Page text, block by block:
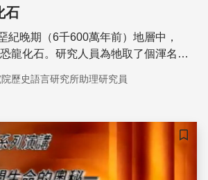
石
紀晚期（6千600萬年前）地層中，
龍化石。研究人員為牠取了個渾名，
歷史語言研究所助理研究員
儲存